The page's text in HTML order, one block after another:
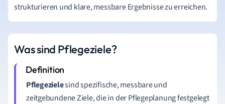
strukturieren und klare, messbare Ergebnisse zu erreichen.
Was sind Pflegeziele?
Pflegezielesind spezifische, messbare und
zeitgebundene Ziele, die in der Pflegeplanung festgelegt